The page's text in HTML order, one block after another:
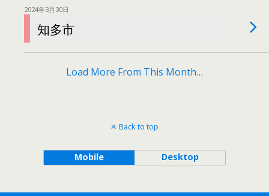
2024年3月30日
知多市
Load More From This Month…
Back to top
Mobile Desktop